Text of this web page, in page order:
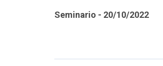
Seminario - 20/10/2022